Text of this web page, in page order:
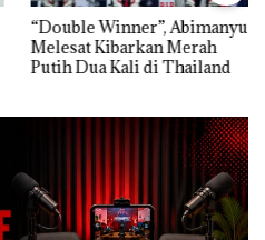
“Double Winner”, Abimanyu
Melesat Kibarkan Merah
Putih Dua Kali di Thailand